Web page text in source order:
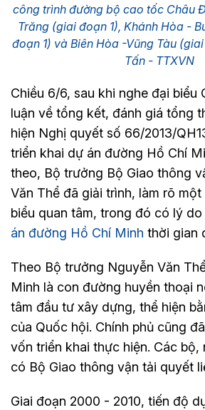
công trình đường bộ cao tốc Châu
Trăng (giai đoạn 1), Khánh Hòa -
đoạn 1) và Biên Hòa -Vũng Tàu
Tấn - TTXVN
Chiều 6/6, sau khi nghe đại biểu
luận về tổng kết, đánh giá tổng
hiện Nghị quyết số 66/2013/
triển khai dự án đường Hồ Chí
theo, Bộ trưởng Bộ Giao thông
Văn Thể đã giải trình, làm rõ
biểu quan tâm, trong đó có lý
án đường Hồ Chí Minh thời gian
Theo Bộ trưởng Nguyễn Văn
Minh là con đường huyền thoại
tâm đầu tư xây dựng, thể hiện
của Quốc hội. Chính phủ cũng
vốn triển khai thực hiện. Các bộ,
có Bộ Giao thông vận tải quyết
Giai đoạn 2000 - 2010, tiến độ